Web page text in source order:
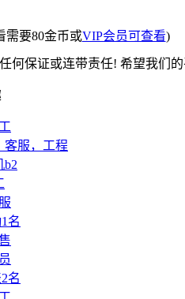
需要80金币或VIP会员可查看)
保证或连带责任! 希望我们的
客服，工程
b2
名
名